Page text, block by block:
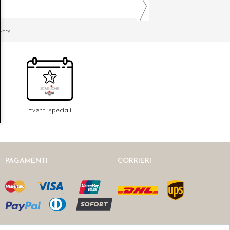
Eventi speciali
PAGAMENTI CORRIERI